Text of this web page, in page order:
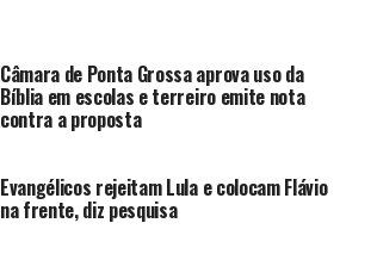
Câmara de Ponta Grossa aprova uso da
Bíblia em escolas e terreiro emite nota
contra a proposta
Evangélicos rejeitam Lula e colocam Flávio
na frente, diz pesquisa